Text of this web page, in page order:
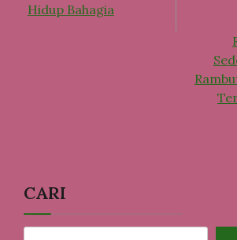
Hidup Bahagia
CARI